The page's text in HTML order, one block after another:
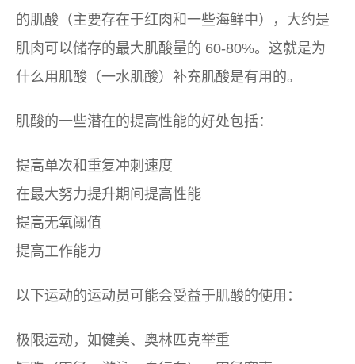
的肌酸（主要存在于红肉和一些海鲜中），大约是
肌肉可以储存的最大肌酸量的 60-80%。这就是为
什么用肌酸（一水肌酸）补充肌酸是有用的。
肌酸的一些潜在的提高性能的好处包括：
提高单次和重复冲刺速度
在最大努力提升期间提高性能
提高无氧阈值
提高工作能力
以下运动的运动员可能会受益于肌酸的使用：
极限运动，如健美、奥林匹克举重